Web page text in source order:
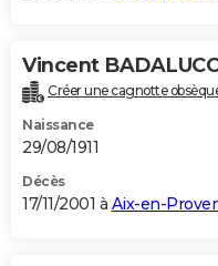
Vincent
Créer une cagnotte
Naissance
29/08/1911
Décès
17/11/2001 à Aix-en-